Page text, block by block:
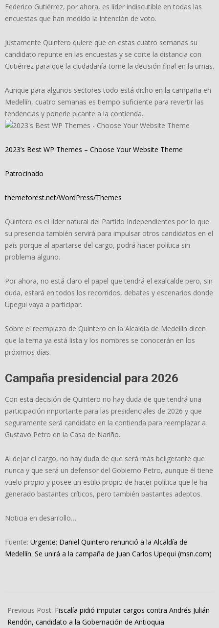
Federico Gutiérrez, por ahora, es líder indiscutible en todas las
encuestas que han medido la intención de voto.
Justamente Quintero quiere que en estas cuatro semanas su
candidato repunte en las encuestas y se corte la distancia con
Gutiérrez para que la ciudadanía tome la decisión final en la urnas.
Aunque para algunos sectores todo está dicho en la campaña en
Medellín, cuatro semanas es tiempo suficiente para revertir las
tendencias y ponerle picante a la contienda.
2023’s Best WP Themes – Choose Your Website Theme
Patrocinado
themeforest.net/WordPress/Themes
Quintero es el líder natural del Partido Independientes por lo que
su presencia también servirá para impulsar otros candidatos en el
país porque al apartarse del cargo, podrá hacer política sin
problema alguno.
Por ahora, no está claro el papel que tendrá el exalcalde pero, sin
duda, estará en todos los recorridos, debates y escenarios donde
Upegui vaya a participar.
Sobre el reemplazo de Quintero en la Alcaldía de Medellín dicen
que la terna ya está lista y los nombres se conocerán en los
próximos días.
Campaña presidencial para 2026
Con esta decisión de Quintero no hay duda de que tendrá una
participación importante para las presidenciales de 2026 y que
seguramente será candidato en la contienda para reemplazar a
Gustavo Petro en la Casa de Nariño.
Al dejar el cargo, no hay duda de que será más beligerante que
nunca y que será un defensor del Gobierno Petro, aunque él tiene
vuelo propio y posee un estilo propio de hacer política que le ha
generado bastantes críticos, pero también bastantes adeptos.
Noticia en desarrollo…
Fuente: Urgente: Daniel Quintero renunció a la Alcaldía de
Medellín. Se unirá a la campaña de Juan Carlos Upequi (msn.com)
10-
01
Previous Post: Fiscalía pidió imputar cargos contra Andrés Julián
Rendón, candidato a la Gobernación de Antioquia